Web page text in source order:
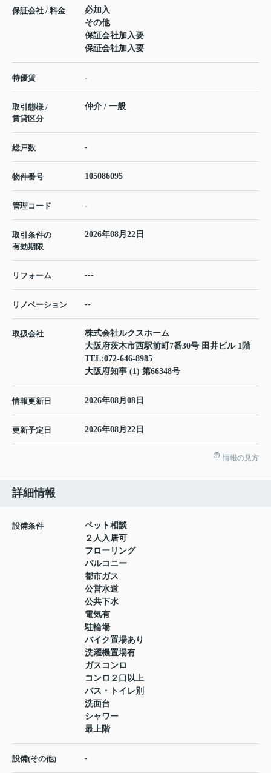
保証会社 / 料金
必加入
その他
保証会社加入要
保証会社加入要
特優賃 -
取引態様 /
賃貸区分
仲介 / 一般
総戸数 -
物件番号 105086095
管理コード -
取引条件の
有効期限
2026年08月22日
リフォーム ---
リノベーション --
取扱会社
株式会社ルクスホーム
大阪府茨木市西駅前町7番30号 田井ビル 1階
TEL:072-646-8985
大阪府知事 (1) 第66348号
情報更新日 2026年08月08日
更新予定日 2026年08月22日
情報の見方
詳細情報
設備条件
ペット相談
２人入居可
フローリング
バルコニー
都市ガス
公営水道
公共下水
電気有
駐輪場
バイク置場あり
洗濯機置場有
ガスコンロ
コンロ２口以上
バス・トイレ別
洗面台
シャワー
最上階
設備(その他) -